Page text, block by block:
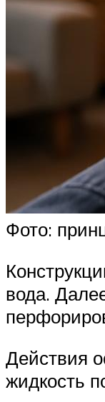
Фото:
вода.
Действия
жидкость